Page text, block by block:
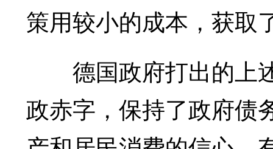
策用较小的成本，获取
德国政府打出的上述
政赤字，保持了政府债